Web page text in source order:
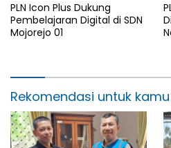
PLN Icon Plus Dukung
Pembelajaran Digital di SDN
Mojorejo 01
Rekomendasi untuk kamu